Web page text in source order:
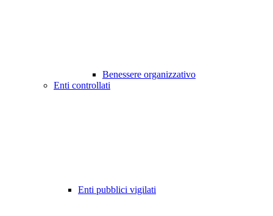
Benessere organizzativo
Enti controllati
Enti pubblici vigilati